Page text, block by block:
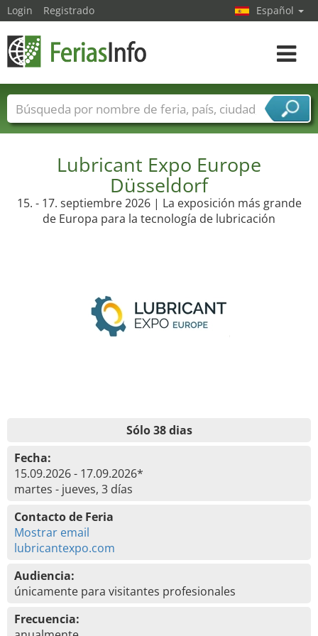
Lubricant Expo Europe
Düsseldorf
15. - 17. septiembre 2026 | La exposición más grande
de Europa para la tecnología de lubricación
Sólo 38 dias
Fecha:
15.09.2026 - 17.09.2026*
martes - jueves, 3 días
Contacto de Feria
Mostrar email
lubricantexpo.com
Audiencia:
únicamente para visitantes profesionales
Frecuencia:
Login Registrado Español
toggle
Nombres de ferias Países
Ciudades
Sectores de proveedor de servicios